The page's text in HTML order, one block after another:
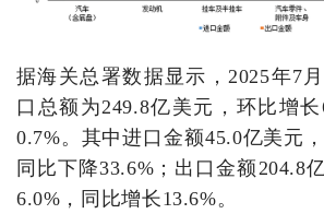
据海关总署数据显示，2025年7 月
口总额为249.8亿美元，环比增长
0.7%。其中进口金额45.0亿美元
同比下降33.6% ；出口金额204.8
6.0% ，同比增长13.6%。